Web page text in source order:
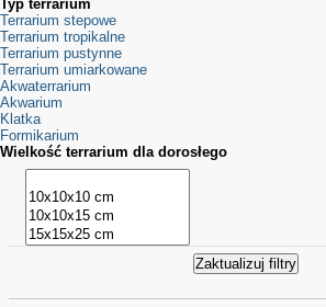
Typ terrarium
Terrarium stepowe
Terrarium tropikalne
Terrarium pustynne
Terrarium umiarkowane
Akwaterrarium
Akwarium
Klatka
Formikarium
Wielkość terrarium dla dorosłego